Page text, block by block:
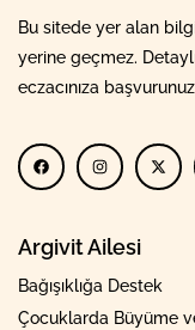
Bu sitede yer alan
yerine geçmez.
eczacınıza
Argivit Ailesi
Bağışıklığa Destek
Çocuklarda Büyüme